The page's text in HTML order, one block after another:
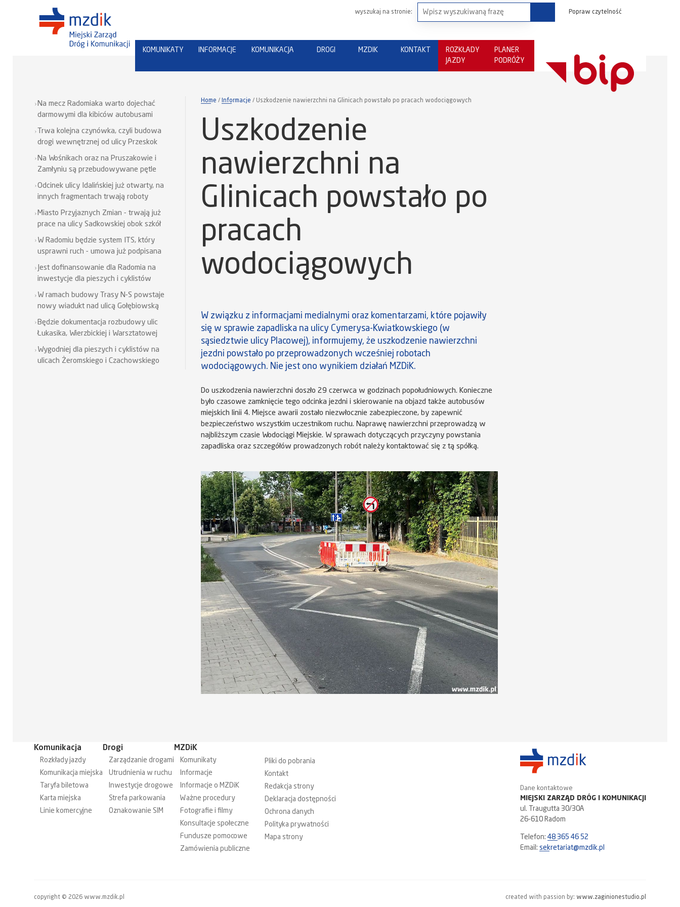
Popraw czytelność
KOMUNIKATY INFORMACJE KOMUNIKACJA DROGI MZDIK KONTAKT
ROZKŁADY
JAZDY
PLANER
PODRÓŻY
wyszukaj na stronie:
Home Informacje Uszkodzenie nawierzchni na Glinicach powstało po pracach wodociągowych
Uszkodzenie
nawierzchni na
Glinicach powstało po
pracach
wodociągowych
W związku z informacjami medialnymi oraz komentarzami, które pojawiły
się w sprawie zapadliska na ulicy Cymerysa-Kwiatkowskiego (w
sąsiedztwie ulicy Placowej), informujemy, że uszkodzenie nawierzchni
jezdni powstało po przeprowadzonych wcześniej robotach
wodociągowych. Nie jest ono wynikiem działań MZDiK.
Do uszkodzenia nawierzchni doszło 29 czerwca w godzinach popołudniowych. Konieczne
było czasowe zamknięcie tego odcinka jezdni i skierowanie na objazd także autobusów
miejskich linii 4. Miejsce awarii zostało niezwłocznie zabezpieczone, by zapewnić
bezpieczeństwo wszystkim uczestnikom ruchu. Naprawę nawierzchni przeprowadzą w
najbliższym czasie Wodociągi Miejskie. W sprawach dotyczących przyczyny powstania
zapadliska oraz szczegółów prowadzonych robót należy kontaktować się z tą spółką.
Na mecz Radomiaka warto dojechać
darmowymi dla kibiców autobusami
Trwa kolejna czynówka, czyli budowa
drogi wewnętrznej od ulicy Przeskok
Na Wośnikach oraz na Pruszakowie i
Zamłyniu są przebudowywane pętle
Odcinek ulicy Idalińskiej już otwarty, na
innych fragmentach trwają roboty
Miasto Przyjaznych Zmian - trwają już
prace na ulicy Sadkowskiej obok szkół
W Radomiu będzie system ITS, który
usprawni ruch - umowa już podpisana
Jest dofinansowanie dla Radomia na
inwestycje dla pieszych i cyklistów
W ramach budowy Trasy N-S powstaje
nowy wiadukt nad ulicą Gołębiowską
Będzie dokumentacja rozbudowy ulic
Łukasika, Wierzbickiej i Warsztatowej
Wygodniej dla pieszych i cyklistów na
ulicach Żeromskiego i Czachowskiego
Komunikacja
Rozkłady jazdy
Komunikacja miejska
Taryfa biletowa
Karta miejska
Linie komercyjne
Drogi
Zarządzanie drogami
Utrudnienia w ruchu
Inwestycje drogowe
Strefa parkowania
Oznakowanie SIM
MZDiK
Komunikaty
Informacje
Informacje o MZDiK
Ważne procedury
Fotografie i filmy
Konsultacje społeczne
Fundusze pomocowe
Zamówienia publiczne
Pliki do pobrania
Kontakt
Redakcja strony
Deklaracja dostępności
Ochrona danych
Polityka prywatności
Mapa strony
Dane kontaktowe
MIEJSKI ZARZĄD DRÓG I KOMUNIKACJI
ul. Traugutta 30/30A
26-610 Radom
Telefon: 48 365 46 52
Email: sekretariat@mzdik.pl
copyright © 2026 www.mzdik.pl created with passion by: www.zaginionestudio.pl